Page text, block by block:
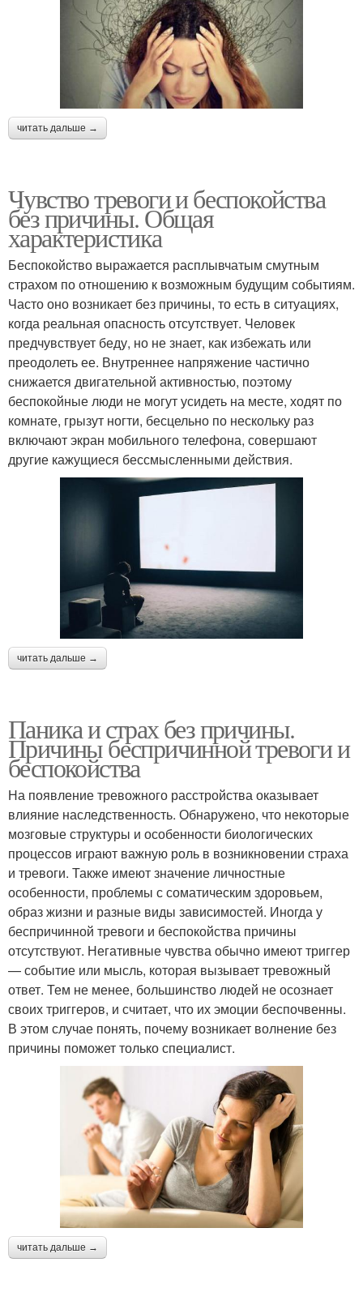
читать дальше →
Чувство тревоги и беспокойства
без причины. Общая
характеристика
Беспокойство выражается расплывчатым смутным
страхом по отношению к возможным будущим событиям.
Часто оно возникает без причины, то есть в ситуациях,
когда реальная опасность отсутствует. Человек
предчувствует беду, но не знает, как избежать или
преодолеть ее. Внутреннее напряжение частично
снижается двигательной активностью, поэтому
беспокойные люди не могут усидеть на месте, ходят по
комнате, грызут ногти, бесцельно по нескольку раз
включают экран мобильного телефона, совершают
другие кажущиеся бессмысленными действия.
читать дальше →
Паника и страх без причины.
Причины беспричинной тревоги и
беспокойства
На появление тревожного расстройства оказывает
влияние наследственность. Обнаружено, что некоторые
мозговые структуры и особенности биологических
процессов играют важную роль в возникновении страха
и тревоги. Также имеют значение личностные
особенности, проблемы с соматическим здоровьем,
образ жизни и разные виды зависимостей. Иногда у
беспричинной тревоги и беспокойства причины
отсутствуют. Негативные чувства обычно имеют триггер
— событие или мысль, которая вызывает тревожный
ответ. Тем не менее, большинство людей не осознает
своих триггеров, и считает, что их эмоции беспочвенны.
В этом случае понять, почему возникает волнение без
причины поможет только специалист.
читать дальше →